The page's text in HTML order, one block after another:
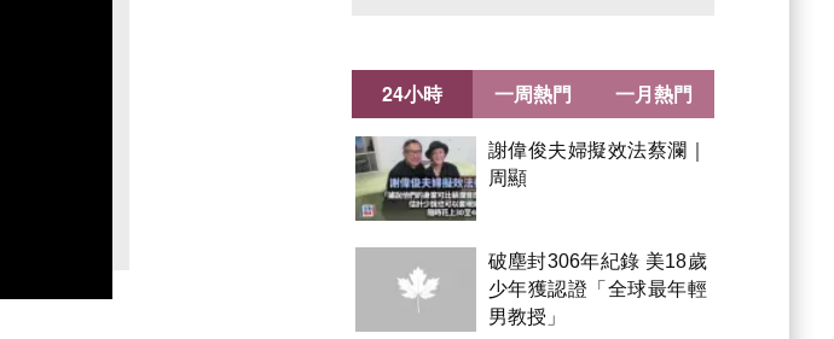
24小時
謝偉俊夫婦擬效法蔡瀾｜
周顯
破塵封306年紀錄 美18歲
少年獲認證「全球最年輕
男教授」
一周熱門 一月熱門